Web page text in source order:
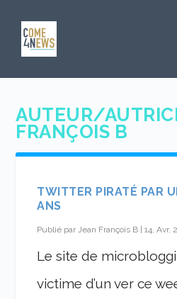
AUTEUR/
FRANÇOIS B
TWITTER PIRATÉ PAR
ANS
Publié parJean François B |14, Avr,
Le site de
victime d’un ver ce